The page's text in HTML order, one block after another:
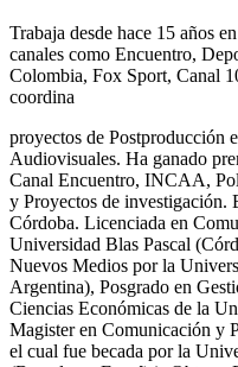
Trabaja desde hace 15 años
canales como Encuentro,
Colombia, Fox Sport, Canal
coordina
proyectos de Postproducción
Audiovisuales. Ha ganado
Canal Encuentro, INCAA,
y Proyectos de investigación.
Córdoba. Licenciada en
Universidad Blas Pascal
Nuevos Medios por la
Argentina), Posgrado en
Ciencias Económicas de la
Magister en Comunicación y
el cual fue becada por la